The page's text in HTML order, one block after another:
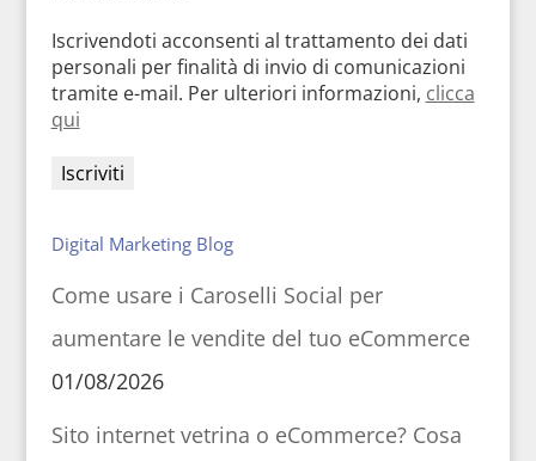
Iscrivendoti acconsenti al trattamento dei dati
personali per finalità di invio di comunicazioni
tramite e-mail. Per ulteriori informazioni, clicca
qui
Digital Marketing Blog
Come usare i Caroselli Social per
aumentare le vendite del tuo eCommerce
01/08/2026
Sito internet vetrina o eCommerce? Cosa